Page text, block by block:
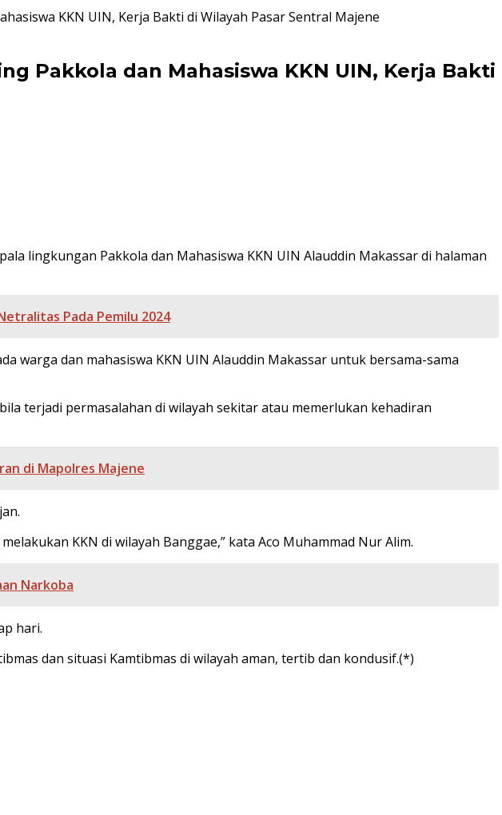
KKN UIN, Kerja Bakti di Wilayah Pasar Sentral Majene
Pakkola dan Mahasiswa KKN UIN, Kerja Bakti
lingkungan Pakkola dan Mahasiswa KKN UIN Alauddin Makassar di halaman
Pada Pemilu 2024
warga dan mahasiswa KKN UIN Alauddin Makassar untuk bersama-sama
terjadi permasalahan di wilayah sekitar atau memerlukan kehadiran
di Mapolres Majene
KKN di wilayah Banggae,” kata Aco Muhammad Nur Alim.
Narkoba
hari.
dan situasi Kamtibmas di wilayah aman, tertib dan kondusif.(*)